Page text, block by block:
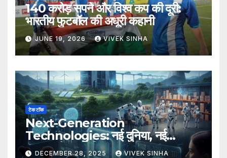
140 करोड़ सपने और विश्व कप की दूरी:
भारतीय फुटबॉल की अधूरी कहानी
JUNE 19, 2026 VIVEK SINHA
टेक टॉक
Next-Generation
Technologies: नई दुनिया, नई
संभावनाएँ, नया भविष्य
DECEMBER 28, 2025 VIVEK SINHA